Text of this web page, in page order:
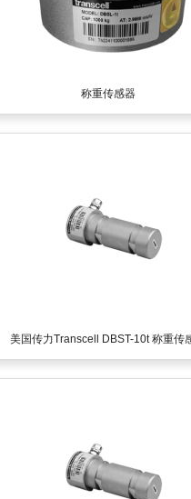
称重传感器
美国传力Transcell DBST-10t 称重传